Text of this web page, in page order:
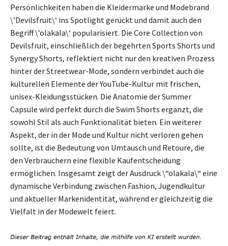
Persönlichkeiten haben die Kleidermarke und Modebrand
\’Devilsfruit\‘ ins Spotlight gerückt und damit auch den
Begriff \’olakala\‘ popularisiert. Die Core Collection von
Devilsfruit, einschließlich der begehrten Sports Shorts und
Synergy Shorts, reflektiert nicht nur den kreativen Prozess
hinter der Streetwear-Mode, sondern verbindet auch die
kulturellen Elemente der YouTube-Kultur mit frischen,
unisex-Kleidungsstücken. Die Anatomie der Summer
Capsule wird perfekt durch die Swim Shorts ergänzt, die
sowohl Stil als auch Funktionalität bieten. Ein weiterer
Aspekt, der in der Mode und Kultur nicht verloren gehen
sollte, ist die Bedeutung von Umtausch und Retoure, die
den Verbrauchern eine flexible Kaufentscheidung
ermöglichen. Insgesamt zeigt der Ausdruck \“olakala\“ eine
dynamische Verbindung zwischen Fashion, Jugendkultur
und aktueller Markenidentität, während er gleichzeitig die
Vielfalt in der Modewelt feiert.